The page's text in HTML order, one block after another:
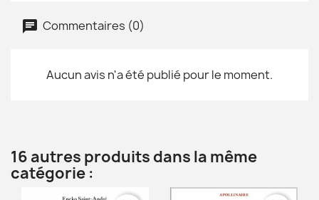
Commentaires (0)
Aucun avis n'a été publié pour le moment.
16 autres produits dans la même
catégorie :